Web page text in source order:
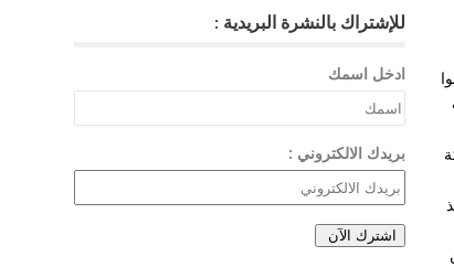
للإشتراك بالنشرة البريدية :
ادخل اسمك
بريدك الالكتروني :